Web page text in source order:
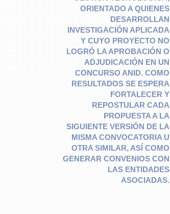
ORIENTADO A QUIENES
DESARROLLAN
INVESTIGACIÓN APLICADA
Y CUYO PROYECTO NO
LOGRÓ LA APROBACIÓN O
ADJUDICACIÓN EN UN
CONCURSO ANID. COMO
RESULTADOS SE ESPERA
FORTALECER Y
REPOSTULAR CADA
PROPUESTA A LA
SIGUIENTE VERSIÓN DE LA
MISMA CONVOCATORIA U
OTRA SIMILAR, ASÍ COMO
GENERAR CONVENIOS CON
LAS ENTIDADES
ASOCIADAS.